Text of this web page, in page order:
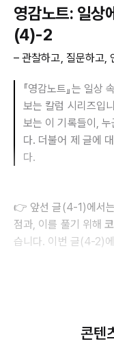
영감노트: 일상
(4)-2
– 관찰하고, 질문하고,
『영감노트』는 일
보는 칼럼 시리즈입
보는 이 기록들이,
다. 더불어 제 글에
다.
👉 앞선 글(4-1)에서는
점과, 이를 풀기 위해
습니다. 이번 글(4-2)
콘텐